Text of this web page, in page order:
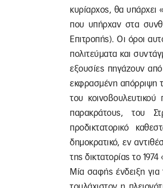
κυρίαρχος, θα υπάρχει
που υπήρχαν στα
Επιτροπής). Οι όροι
πολιτεύματα και
εξουσίες πηγάζουν
εκφρασμένη απόρριψη
του
παρακράτους, του
προδικτατορικό
δημοκρατικό, εν
της δικτατορίας το
Μία σαφής ένδειξη για